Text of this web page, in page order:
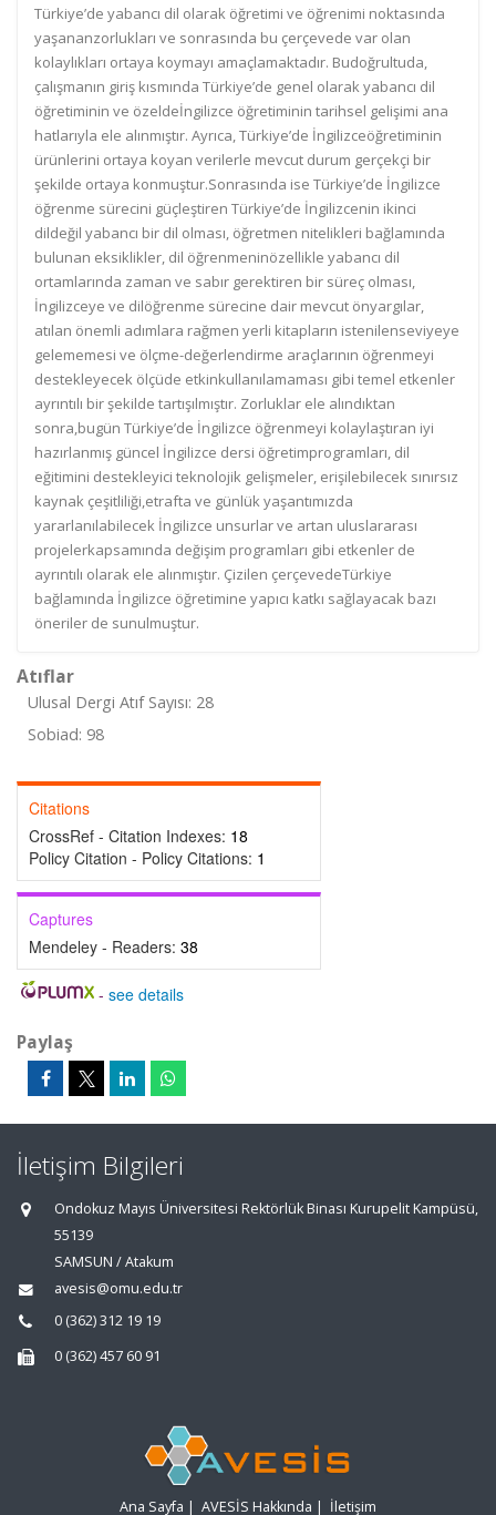
Türkiye’de yabancı dil olarak öğretimi ve öğrenimi noktasında
yaşananzorlukları ve sonrasında bu çerçevede var olan
kolaylıkları ortaya koymayı amaçlamaktadır. Budoğrultuda,
çalışmanın giriş kısmında Türkiye’de genel olarak yabancı dil
öğretiminin ve özeldeİngilizce öğretiminin tarihsel gelişimi ana
hatlarıyla ele alınmıştır. Ayrıca, Türkiye’de İngilizceöğretiminin
ürünlerini ortaya koyan verilerle mevcut durum gerçekçi bir
şekilde ortaya konmuştur.Sonrasında ise Türkiye’de İngilizce
öğrenme sürecini güçleştiren Türkiye’de İngilizcenin ikinci
dildeğil yabancı bir dil olması, öğretmen nitelikleri bağlamında
bulunan eksiklikler, dil öğrenmeninözellikle yabancı dil
ortamlarında zaman ve sabır gerektiren bir süreç olması,
İngilizceye ve dilöğrenme sürecine dair mevcut önyargılar,
atılan önemli adımlara rağmen yerli kitapların istenilenseviyeye
gelememesi ve ölçme-değerlendirme araçlarının öğrenmeyi
destekleyecek ölçüde etkinkullanılamaması gibi temel etkenler
ayrıntılı bir şekilde tartışılmıştır. Zorluklar ele alındıktan
sonra,bugün Türkiye’de İngilizce öğrenmeyi kolaylaştıran iyi
hazırlanmış güncel İngilizce dersi öğretimprogramları, dil
eğitimini destekleyici teknolojik gelişmeler, erişilebilecek sınırsız
kaynak çeşitliliği,etrafta ve günlük yaşantımızda
yararlanılabilecek İngilizce unsurlar ve artan uluslararası
projelerkapsamında değişim programları gibi etkenler de
ayrıntılı olarak ele alınmıştır. Çizilen çerçevedeTürkiye
bağlamında İngilizce öğretimine yapıcı katkı sağlayacak bazı
öneriler de sunulmuştur.
Atıflar
Ulusal Dergi Atıf Sayısı: 28
Sobiad: 98
Citations
CrossRef - Citation Indexes: 18
Policy Citation - Policy Citations: 1
Captures
Mendeley - Readers: 38
- see details
Paylaş
İletişim Bilgileri
Ondokuz Mayıs Üniversitesi Rektörlük Binası Kurupelit Kampüsü,
55139
SAMSUN / Atakum
avesis@omu.edu.tr
0 (362) 312 19 19
0 (362) 457 60 91
Ana Sayfa | AVESİS Hakkında | İletişim